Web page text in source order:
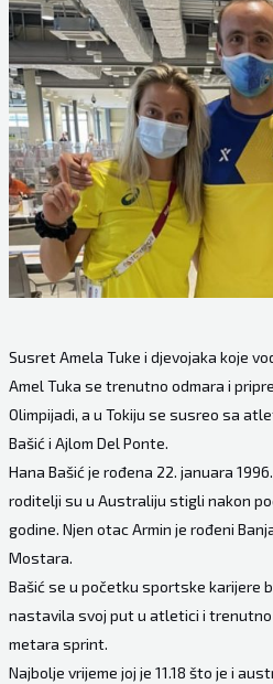
Susret Amela Tuke i djevojaka koje
Amel Tuka se trenutno odmara i
Olimpijadi, a u Tokiju se susreo sa
Bašić i Ajlom Del Ponte.
Hana Bašić je rođena 22. januara
roditelji su u Australiju stigli nakon
godine. Njen otac Armin je rođeni
Mostara.
Bašić se u početku sportske karijere
nastavila svoj put u atletici i trenutno
metara sprint.
Najbolje vrijeme joj je 11.18 što je i